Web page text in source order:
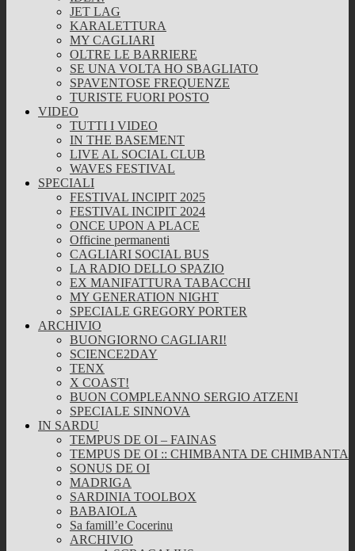
JET LAG
KARALETTURA
MY CAGLIARI
OLTRE LE BARRIERE
SE UNA VOLTA HO SBAGLIATO
SPAVENTOSE FREQUENZE
TURISTE FUORI POSTO
VIDEO
TUTTI I VIDEO
IN THE BASEMENT
LIVE AL SOCIAL CLUB
WAVES FESTIVAL
SPECIALI
FESTIVAL INCIPIT 2025
FESTIVAL INCIPIT 2024
ONCE UPON A PLACE
Officine permanenti
CAGLIARI SOCIAL BUS
LA RADIO DELLO SPAZIO
EX MANIFATTURA TABACCHI
MY GENERATION NIGHT
SPECIALE GREGORY PORTER
ARCHIVIO
BUONGIORNO CAGLIARI!
SCIENCE2DAY
TENX
X COAST!
BUON COMPLEANNO SERGIO ATZENI
SPECIALE SINNOVA
IN SARDU
TEMPUS DE OI – FAINAS
TEMPUS DE OI :: CHIMBANTA DE CHIMBANTA
SONUS DE OI
MADRIGA
SARDINIA TOOLBOX
BABAIOLA
Sa famill’e Cocerinu
ARCHIVIO